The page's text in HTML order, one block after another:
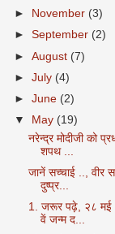
►
November (3)
►September (2)
►August (7)
►July (4)
►June (2)
▼
May (19)
नरेन्द्र मोदीजी को
शपथ ...
जानें सच्चाई .., वीर
दुष्प्र...
1. जरूर पढ़े, २८ मई
वें जन्म द...